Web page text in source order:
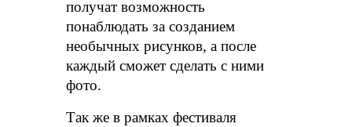
получат возможность
понаблюдать за созданием
необычных рисунков, а после
каждый сможет сделать с ними
фото.
Так же в рамках фестиваля